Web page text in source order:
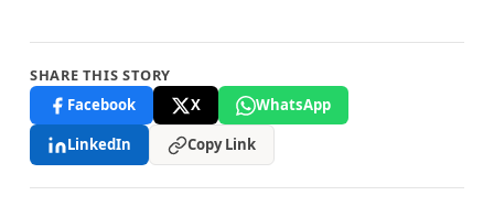
SHARE THIS STORY
Facebook
X
WhatsApp
LinkedIn
Copy Link